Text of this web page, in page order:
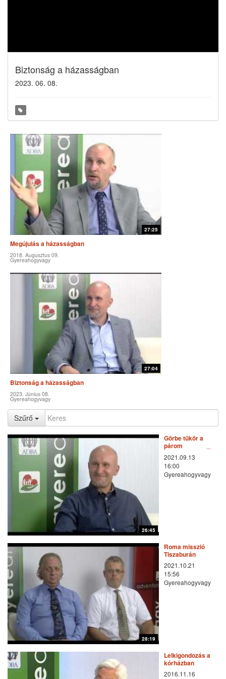
Biztonság a házasságban
2023. 06. 08.
27:25
Megújulás a házasságban
2018. Augusztus 09.
Gyereahogyvagy
27:04
Biztonság a házasságban
2023. Június 08.
Gyereahogyvagy
Szűrő
26:45
Görbe tükör a
párom
szemében
2021.09.13
16:00
Gyereahogyvagy
28:19
Roma misszió
Tiszaburán
2021.10.21
15:56
Gyereahogyvagy
Lelkigondozás a
kórházban
2016.11.16